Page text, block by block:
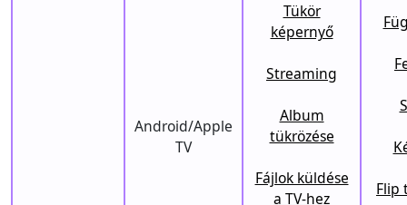
Android/Apple
TV
Tükör
képernyő
Streaming
Album
tükrözése
Fájlok küldése
a TV-hez
Flip